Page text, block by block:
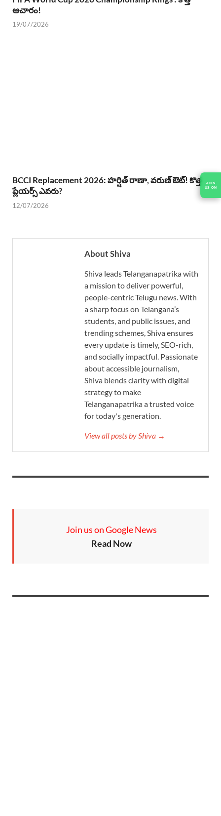
JOIN
US ON
ఆచారం!
19/07/2026
BCCI Replacement 2026: హర్షిత్ రాణా, వరుణ్ ఔట్! కొత్త
ప్లేయర్స్ ఎవరు?
12/07/2026
About Shiva
Shiva leads Telanganapatrika with
a mission to deliver powerful,
people-centric Telugu news. With
a sharp focus on Telangana’s
students, and public issues, and
trending schemes, Shiva ensures
every update is timely, SEO-rich,
and socially impactful. Passionate
about accessible journalism,
Shiva blends clarity with digital
strategy to make
Telanganapatrika a trusted voice
for today's generation.
View all posts by Shiva →
Join us on Google News
Read Now